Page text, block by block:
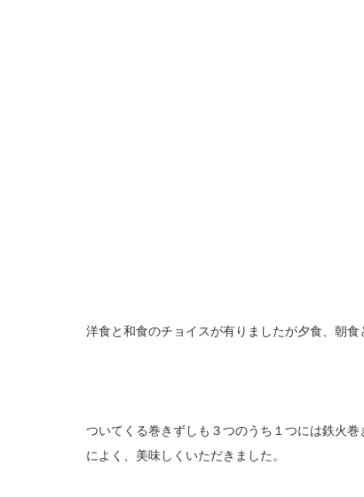
洋食と和食のチョイスが有りましたが夕食、朝食
ついてくる巻きずしも３つのうち１つには鉄火
によく、美味しくいただきました。